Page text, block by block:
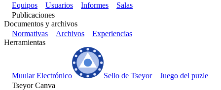
Equipos
Usuarios Informes
Salas
Publicaciones
Documentos y archivos
Normativas
Archivos
Experiencias
Herramientas
Muular Electrónico Sello de Tseyor
Juego del puzle
Tseyor Canva